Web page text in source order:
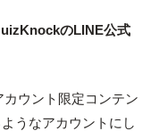
のLINE公式
ウント限定コンテン
うなアカウントにし